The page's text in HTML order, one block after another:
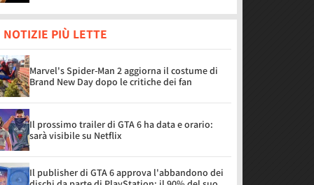
NOTIZIE PIÙ LETTE
Marvel's Spider-Man 2 aggiorna il costume di
Brand New Day dopo le critiche dei fan
Il prossimo trailer di GTA 6 ha data e orario:
sarà visibile su Netflix
Il publisher di GTA 6 approva l'abbandono dei